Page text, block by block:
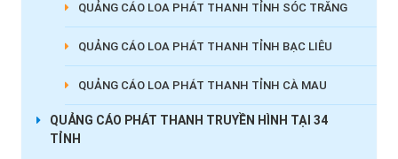
QUẢNG CÁO LOA PHÁT THANH TỈNH SÓC TRĂNG
QUẢNG CÁO LOA PHÁT THANH TỈNH BẠC LIÊU
QUẢNG CÁO LOA PHÁT THANH TỈNH CÀ MAU
QUẢNG CÁO PHÁT THANH TRUYỀN HÌNH TẠI 34
TỈNH